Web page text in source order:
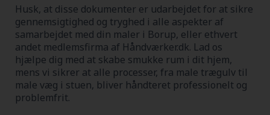
Husk, at disse dokumenter er udarbejdet for at sikre
gennemsigtighed og tryghed i alle aspekter af
samarbejdet med din maler i Borup, eller ethvert
andet medlemsfirma af Håndværker.dk. Lad os
hjælpe dig med at skabe smukke rum i dit hjem,
mens vi sikrer at alle processer, fra male trægulv til
male væg i stuen, bliver håndteret professionelt og
problemfrit.